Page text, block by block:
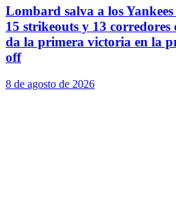
Lombard salva a los
15 strikeouts y 13 corredores
da la primera victoria en la
off
8 de agosto de 2026